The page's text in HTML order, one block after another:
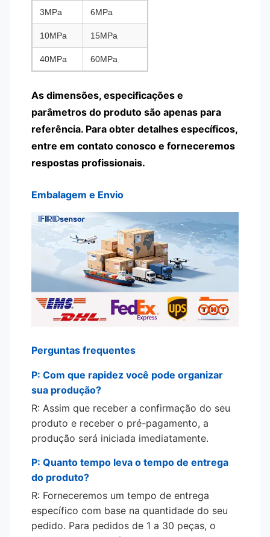
3MPa 6MPa
10MPa 15MPa
40MPa 60MPa
As dimensões, especificações e
parâmetros do produto são apenas para
referência. Para obter detalhes específicos,
entre em contato conosco e forneceremos
respostas profissionais.
Embalagem e Envio
Perguntas frequentes
P: Com que rapidez você pode organizar
sua produção?
R: Assim que receber a confirmação do seu
produto e receber o pré-pagamento, a
produção será iniciada imediatamente.
P: Quanto tempo leva o tempo de entrega
do produto?
R: Forneceremos um tempo de entrega
específico com base na quantidade do seu
pedido. Para pedidos de 1 a 30 peças, o